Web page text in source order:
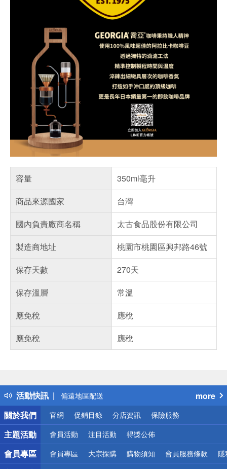
容量
350ml毫升
商品來源國家
台灣
國內負責廠商名稱
太古食品股份有限公司
製造商地址
桃園市桃園區興邦路46號
保存天數
270天
保存溫層
常溫
應免稅
應稅
應免稅
應稅
活動快訊
詐騙網頁！請小心！
銀行優惠
偏遠地區配送
詐騙網頁！請小心！
more
關於我們
官網 促銷目錄 分店資訊 保險服務
主題活動 會員活動 注目活動 得獎公佈
會員專區 會員專區 大宗採購 購物須知 會員服務條款 隱